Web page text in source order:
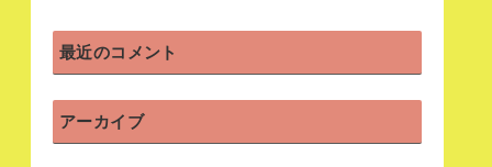
最近のコメント
アーカイブ